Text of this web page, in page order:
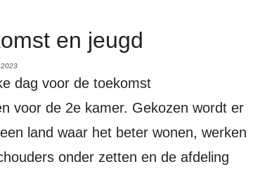
en jeugd
2023
voor de 2e kamer. Gekozen wordt er
land waar het beter wonen, werken
onder zetten en de afdeling